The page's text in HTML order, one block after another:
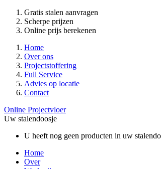
Gratis stalen aanvragen
Scherpe prijzen
Online prijs berekenen
Home
Over ons
Projectstoffering
Full Service
Advies op locatie
Contact
Online Projectvloer
Uw stalendoosje
U heeft nog geen producten in uw
Home
Over